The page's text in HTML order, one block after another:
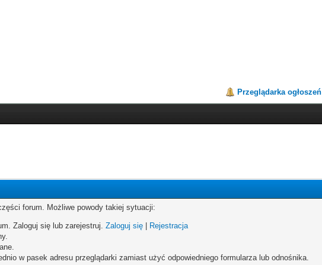
Przeglądarka ogłoszeń
forum. Możliwe powody takiej sytuacji:
Zaloguj się lub zarejestruj.Zaloguj się
Rejestracja
w pasek adresu przeglądarki zamiast użyć odpowiedniego formularza lub odnośnika.